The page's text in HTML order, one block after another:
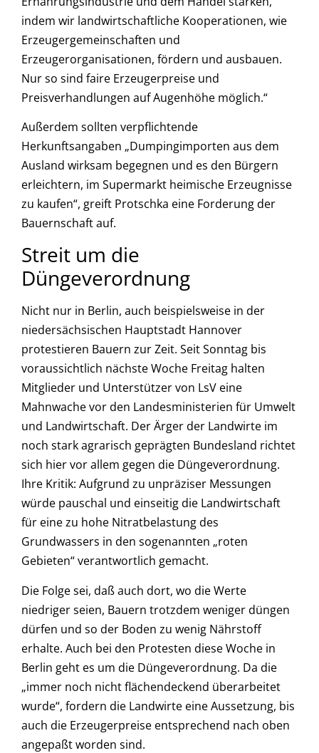
indem wir landwirtschaftliche Kooperationen, wie
Erzeugergemeinschaften und
Erzeugerorganisationen, fördern und ausbauen.
Nur so sind faire Erzeugerpreise und
Preisverhandlungen auf Augenhöhe möglich.“
Außerdem sollten verpflichtende
Herkunftsangaben „Dumpingimporten aus dem
Ausland wirksam begegnen und es den Bürgern
erleichtern, im Supermarkt heimische Erzeugnisse
zu kaufen“, greift Protschka eine Forderung der
Bauernschaft auf.
Streit um die
Düngeverordnung
Nicht nur in Berlin, auch beispielsweise in der
niedersächsischen Hauptstadt Hannover
protestieren Bauern zur Zeit. Seit Sonntag bis
voraussichtlich nächste Woche Freitag halten
Mitglieder und Unterstützer von LsV eine
Mahnwache vor den Landesministerien für Umwelt
und Landwirtschaft. Der Ärger der Landwirte im
noch stark agrarisch geprägten Bundesland richtet
sich hier vor allem gegen die Düngeverordnung.
Ihre Kritik: Aufgrund zu unpräziser Messungen
würde pauschal und einseitig die Landwirtschaft
für eine zu hohe Nitratbelastung des
Grundwassers in den sogenannten „roten
Gebieten“ verantwortlich gemacht.
Die Folge sei, daß auch dort, wo die Werte
niedriger seien, Bauern trotzdem weniger düngen
dürfen und so der Boden zu wenig Nährstoff
erhalte. Auch bei den Protesten diese Woche in
Berlin geht es um die Düngeverordnung. Da die
„immer noch nicht flächendeckend überarbeitet
wurde“, fordern die Landwirte eine Aussetzung, bis
auch die Erzeugerpreise entsprechend nach oben
angepaßt worden sind.